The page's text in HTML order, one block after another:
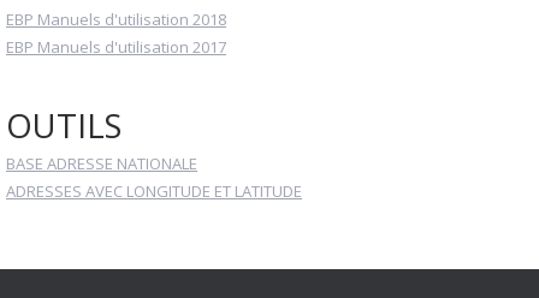
EBP Manuels d'utilisation 2018
EBP Manuels d'utilisation 2017
OUTILS
BASE ADRESSE NATIONALE
ADRESSES AVEC LONGITUDE ET LATITUDE